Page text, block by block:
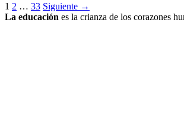
1 2 … 33 Siguiente →
La educación es la crianza de los corazones